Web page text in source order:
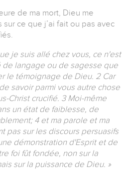
de ma mort, Dieu me
ce que j’ai fait ou pas avec
je suis allé chez vous, ce n'est
de langage ou de sagesse que
le témoignage de Dieu. 2 Car
savoir parmi vous autre chose
Christ crucifié. 3 Moi-même
un état de faiblesse, de
4 et ma parole et ma
pas sur les discours persuasifs
démonstration d'Esprit et de
foi fût fondée, non sur la
sur la puissance de Dieu. »